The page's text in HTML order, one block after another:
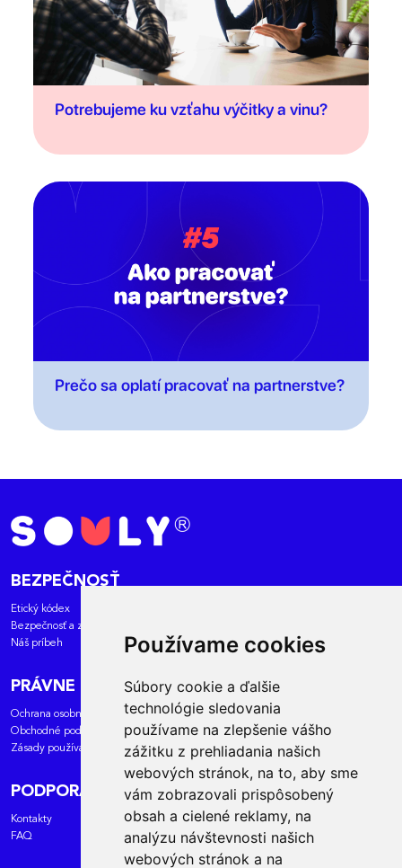
Používame cookies
Súbory cookie a ďalšie
technológie sledovania
používame na zlepšenie vášho
zážitku z prehliadania našich
webových stránok, na to, aby sme
vám zobrazovali prispôsobený
obsah a cielené reklamy, na
analýzu návštevnosti našich
webových stránok a na
Potrebujeme ku vzťahu výčitky a vinu?
Prečo sa oplatí pracovať na partnerstve?
BEZPEČNOSŤ
Etický kódex
Bezpečnosť a zásady
Náš príbeh
PRÁVNE DOKUMENTY
Ochrana osobných údajov
Obchodné podmienky
Zásady používania súborov cookies
PODPORA
Kontakty
FAQ